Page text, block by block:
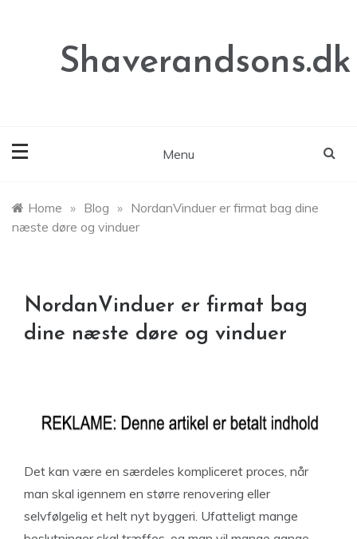
Shaverandsons.dk
Menu
Home » Blog » NordanVinduer er firmat bag dine
næste døre og vinduer
NordanVinduer er firmat bag
dine næste døre og vinduer
Det kan være en særdeles kompliceret proces, når
man skal igennem en større renovering eller
selvfølgelig et helt nyt byggeri. Ufatteligt mange